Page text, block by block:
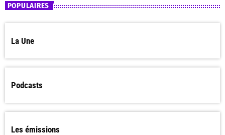
POPULAIRES
La Une
Podcasts
Les émissions